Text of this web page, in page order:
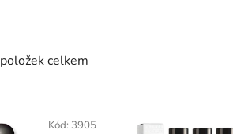
položek celkem
Kód: 3905